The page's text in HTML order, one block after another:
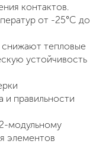
контактов.
от -25°С до
снижают тепловые
устойчивость
и правильности
модульному
элементов